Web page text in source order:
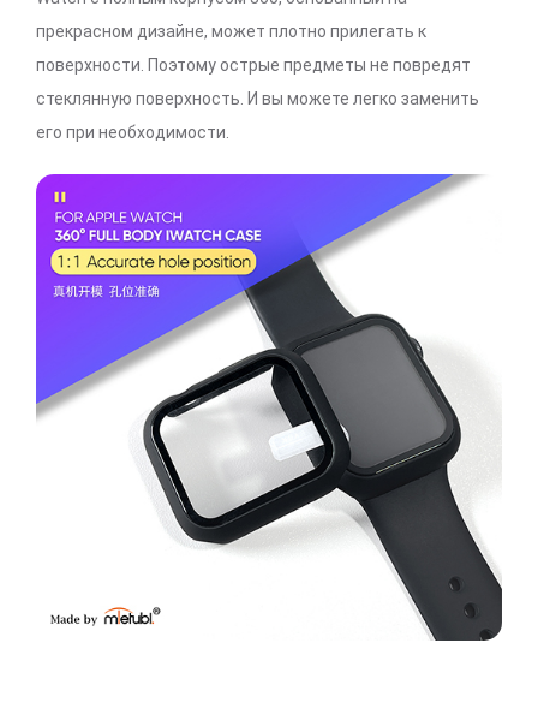
прекрасном дизайне, может плотно прилегать к
поверхности. Поэтому острые предметы не повредят
стеклянную поверхность. И вы можете легко заменить
его при необходимости.